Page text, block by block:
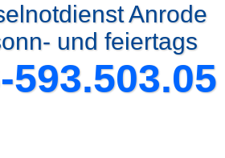
Anrode
und feiertags
593.503.05